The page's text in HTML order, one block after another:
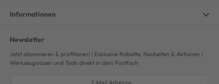
Informationen
Newsletter
Jetzt abonnieren & profitieren! | Exklusive Rabatte, Neuheiten & Aktionen |
Werkzeugwissen und Tests direkt in dein Postfach